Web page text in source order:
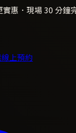
惠．現場 30 分鐘
線上預約